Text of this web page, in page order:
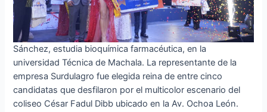
Sánchez, estudia bioquímica farmacéutica, en la
universidad Técnica de Machala. La representante de la
empresa Surdulagro fue elegida reina de entre cinco
candidatas que desfilaron por el multicolor escenario del
coliseo César Fadul Dibb ubicado en la Av. Ochoa León.